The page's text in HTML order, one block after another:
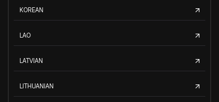
KOREAN
LAO
LATVIAN
LITHUANIAN